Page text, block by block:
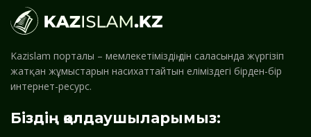
Kazislam порталы – мемлекетіміздің дін саласында жүргізіп
жатқан жұмыстарын насихаттайтын еліміздегі бірден-бір
интернет-ресурс.
Біздің қолдаушыларымыз: